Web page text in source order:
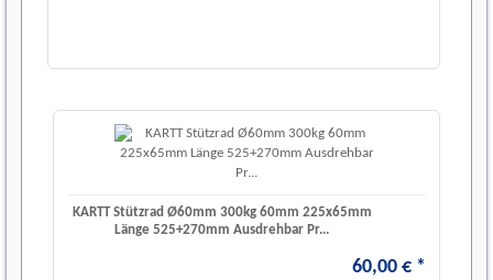
KARTT Stützrad Ø60mm 300kg 60mm 225x65mm
Länge 525+270mm Ausdrehbar Pr...
60,00 € *